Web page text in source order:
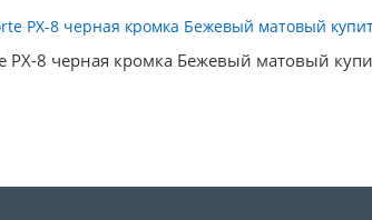
PX-8 черная кромка Бежевый матовый